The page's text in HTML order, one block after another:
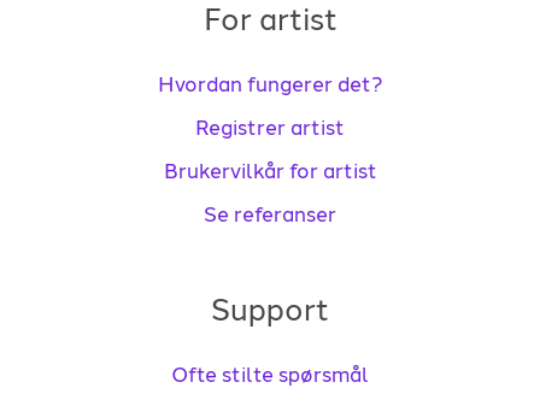
For artist
Hvordan fungerer det?
Registrer artist
Brukervilkår for artist
Se referanser
Support
Ofte stilte spørsmål